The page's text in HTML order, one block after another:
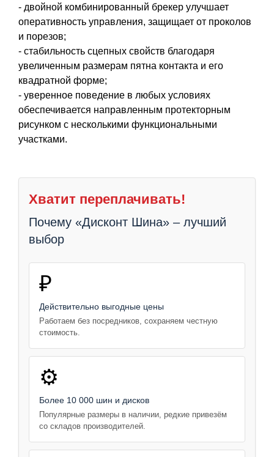
- двойной комбинированный брекер улучшает
оперативность управления, защищает от проколов
и порезов;
- стабильность сцепных свойств благодаря
увеличенным размерам пятна контакта и его
квадратной форме;
- уверенное поведение в любых условиях
обеспечивается направленным протекторным
рисунком с несколькими функциональными
участками.
Хватит переплачивать!
Почему «Дисконт Шина» – лучший
выбор
₽
Действительно выгодные цены
Работаем без посредников, сохраняем честную
стоимость.
⚙️
Более 10 000 шин и дисков
Популярные размеры в наличии, редкие привезём
со складов производителей.